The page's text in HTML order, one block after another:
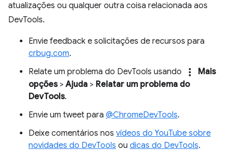
atualizações ou qualquer outra coisa relacionada aos
DevTools.
Envie feedback e solicitações de recursos para
crbug.com.
Relate um problema do DevTools usando
more_vert
Mais
opções>Ajuda > Relatar um problema do
DevTools.
Envie um tweet para @ChromeDevTools.
Deixe comentários nos vídeos do YouTube sobre
novidades do DevTools ou dicas do DevTools.